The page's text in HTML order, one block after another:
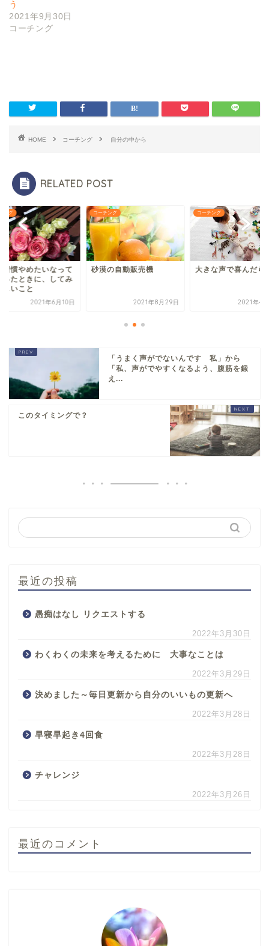
う
2021年9月30日
コーチング
HOME コーチング 自分の中から
RELATED POST
ング
習慣やめたいなって
ったときに、してみ
しいこと
2021年6月10日
コーチング
砂漠の自動販売機
2021年8月29日
コーチング
大きな声で喜んだら
2021年4
「うまく声がでないんです 私」から
「私、声がでやすくなるよう、腹筋を鍛
え...
このタイミングで？
最近の投稿
愚痴はなし リクエストする
2022年3月30日
わくわくの未来を考えるために 大事なことは
2022年3月29日
決めました～毎日更新から自分のいいもの更新へ
2022年3月28日
早寝早起き4回食
2022年3月28日
チャレンジ
2022年3月26日
最近のコメント